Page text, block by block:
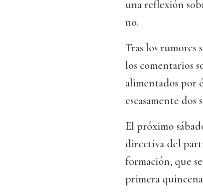
una reflexión
no.
Tras los rumores
los comentarios
alimentados por
escasamente dos
El próximo
directiva del
formación, que
primera